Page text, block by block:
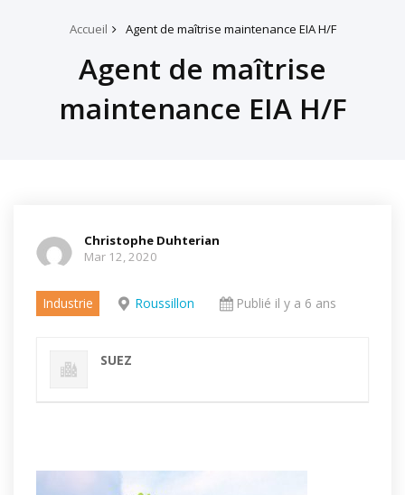
Accueil Agent de maîtrise maintenance EIA H/F
Agent de maîtrise
maintenance EIA H/F
Christophe Duhterian
Mar 12, 2020
Industrie Roussillon Publié il y a 6 ans
SUEZ